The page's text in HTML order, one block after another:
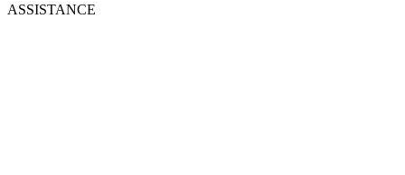
ASSISTANCE